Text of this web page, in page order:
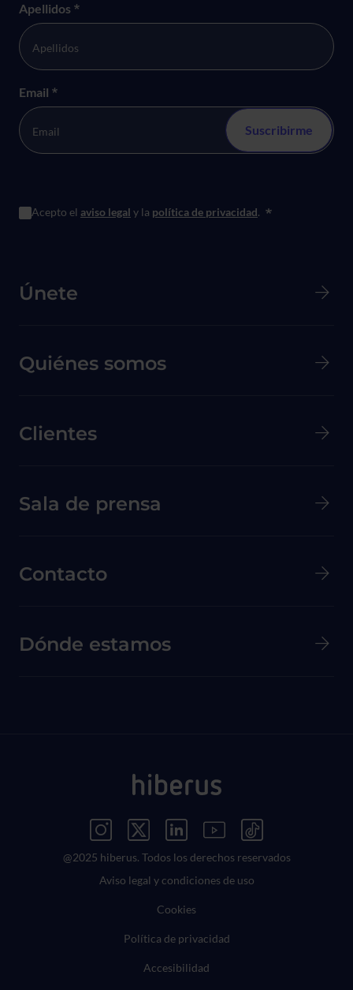
Apellidos *
Email *
Acepto el aviso legal y la política de privacidad. *
Menú principal de Pie de página
Únete
Quiénes somos
Clientes
Menú secundario de pie de página
Sala de prensa
Contacto
Dónde estamos
Menú Redes Sociales
@2025 hiberus. Todos los derechos reservados
Aviso legal y condiciones de uso
Cookies
Política de privacidad
Accesibilidad